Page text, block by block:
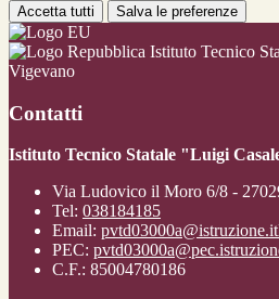
Accetta tutti Salva le preferenze
Istituto Tecnico
Vigevano
Contatti
Istituto Tecnico Statale "Luigi
Via Ludovico il Moro 6/8 -
Tel: 038184185
Email: pvtd03000a@istruzione.it
PEC:
C.F.: 85004780186